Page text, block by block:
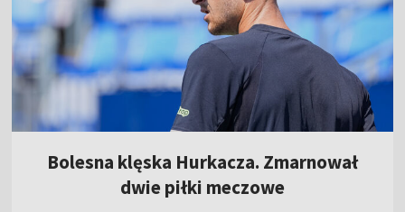
Bolesna klęska Hurkacza. Zmarnował
dwie piłki meczowe